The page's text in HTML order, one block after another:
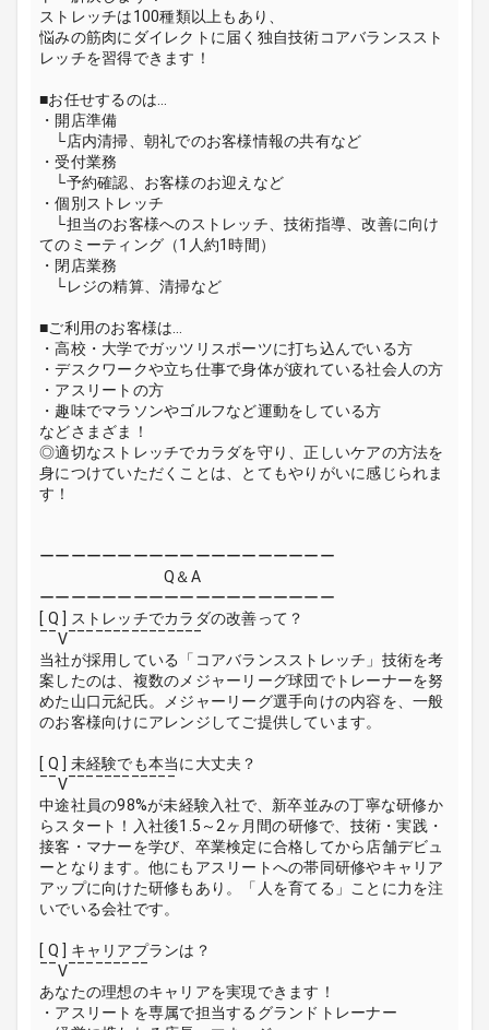
ストレッチは100種類以上もあり、
悩みの筋肉にダイレクトに届く独自技術コアバランススト
レッチを習得できます！
■お任せするのは…
・開店準備
└店内清掃、朝礼でのお客様情報の共有など
・受付業務
└予約確認、お客様のお迎えなど
・個別ストレッチ
└担当のお客様へのストレッチ、技術指導、改善に向け
てのミーティング（1人約1時間）
・閉店業務
└レジの精算、清掃など
■ご利用のお客様は…
・高校・大学でガッツリスポーツに打ち込んでいる方
・デスクワークや立ち仕事で身体が疲れている社会人の方
・アスリートの方
・趣味でマラソンやゴルフなど運動をしている方
などさまざま！
◎適切なストレッチでカラダを守り、正しいケアの方法を
身につけていただくことは、とてもやりがいに感じられま
す！
ーーーーーーーーーーーーーーーーーーー
Q＆A
ーーーーーーーーーーーーーーーーーーー
[ Q ] ストレッチでカラダの改善って？
‾‾V‾‾‾‾‾‾‾‾‾‾‾‾‾‾‾
当社が採用している「コアバランスストレッチ」技術を考
案したのは、複数のメジャーリーグ球団でトレーナーを努
めた山口元紀氏。メジャーリーグ選手向けの内容を、一般
のお客様向けにアレンジしてご提供しています。
[ Q ] 未経験でも本当に大丈夫？
‾‾V‾‾‾‾‾‾‾‾‾‾‾‾
中途社員の98%が未経験入社で、新卒並みの丁寧な研修か
らスタート！入社後1.5～2ヶ月間の研修で、技術・実践・
接客・マナーを学び、卒業検定に合格してから店舗デビュ
ーとなります。他にもアスリートへの帯同研修やキャリア
アップに向けた研修もあり。「人を育てる」ことに力を注
いでいる会社です。
[ Q ] キャリアプランは？
‾‾V‾‾‾‾‾‾‾‾‾
あなたの理想のキャリアを実現できます！
・アスリートを専属で担当するグランドトレーナー